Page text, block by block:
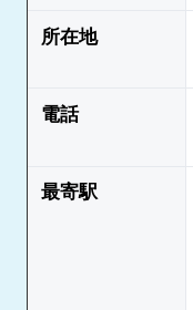
所在地
電話
最寄駅